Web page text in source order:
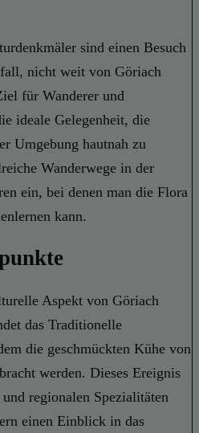
sind einen Besuch
nicht weit von Göriach
für Wanderer und
ideale Gelegenheit, die
Umgebung hautnah zu
Wanderwege in der
ein, bei denen man die Flora
kann.
Aspekt von Göriach
das Traditionelle
die geschmückten Kühe von
werden. Dieses Ereignis
regionalen Spezialitäten
einen Einblick in das